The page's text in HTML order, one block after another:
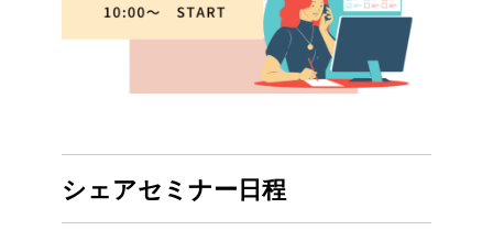
シェアセミナー日程